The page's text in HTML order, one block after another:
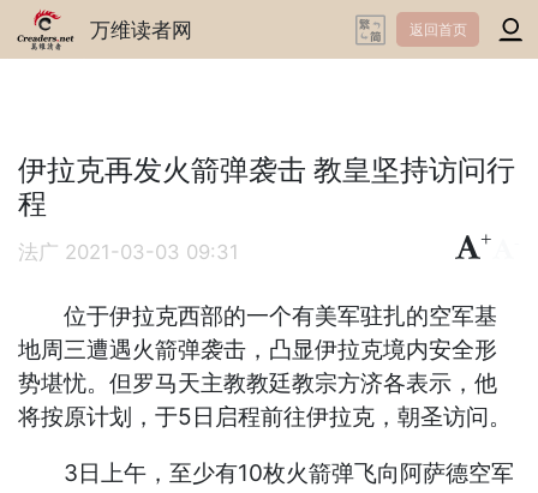
万维读者网 返回首页
伊拉克再发火箭弹袭击 教皇坚持访问行
程
法广 2021-03-03 09:31
+
位于伊拉克西部的一个有美军驻扎的空军基
地周三遭遇火箭弹袭击，凸显伊拉克境内安全形
势堪忧。但罗马天主教教廷教宗方济各表示，他
将按原计划，于5日启程前往伊拉克，朝圣访问。
3日上午，至少有10枚火箭弹飞向阿萨德空军